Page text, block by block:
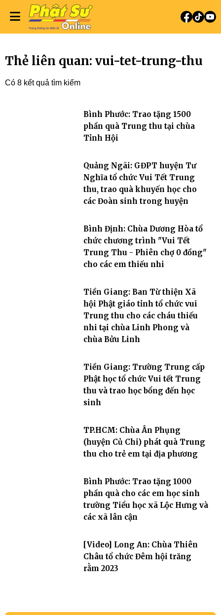
Thẻ liên quan: vui-tet-trung-thu
Có 8 kết quả tìm kiếm
Bình Phước: Trao tặng 1500
phần quà Trung thu tại chùa
Tỉnh Hội
Quảng Ngãi: GĐPT huyện Tư
Nghĩa tổ chức Vui Tết Trung
thu, trao quà khuyến học cho
các Đoàn sinh trong huyện
Bình Định: Chùa Dương Hòa tổ
chức chương trình "Vui Tết
Trung Thu - Phiên chợ 0 đồng"
cho các em thiếu nhi
Tiền Giang: Ban Từ thiện Xã
hội Phật giáo tỉnh tổ chức vui
Trung thu cho các cháu thiếu
nhi tại chùa Linh Phong và
chùa Bửu Linh
Tiền Giang: Trường Trung cấp
Phật học tổ chức Vui tết Trung
thu và trao học bổng đến học
sinh
TP.HCM: Chùa Ân Phụng
(huyện Củ Chi) phát quà Trung
thu cho trẻ em tại địa phương
Bình Phước: Trao tặng 1000
phần quà cho các em học sinh
trường Tiểu học xã Lộc Hưng và
các xã lân cận
[Video] Long An: Chùa Thiên
Châu tổ chức Đêm hội trăng
rằm 2023